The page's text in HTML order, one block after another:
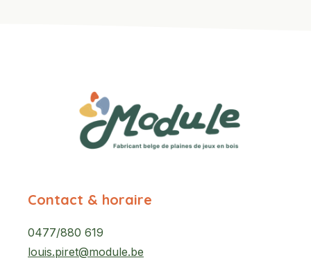
Contact & horaire
0477/880 619
louis.piret@module.be